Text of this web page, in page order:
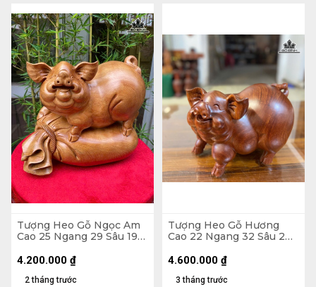
Tượng Heo Gỗ Ngọc Am
Cao 25 Ngang 29 Sâu 19
2 tháng trước
4.200.000 ₫
Tượng Heo Gỗ Hương
Cao 22 Ngang 32 Sâu 2
3 tháng trước
4.600.000 ₫